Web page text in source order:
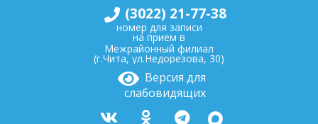
(3022) 21-77-38
номер для записи
на прием в
Межрайонный филиал
(г.Чита, ул.Недорезова, 30)
Версия для
слабовидящих